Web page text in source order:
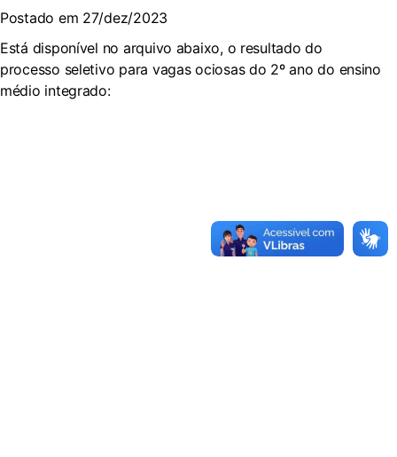
Postado em 27/dez/2023
Está disponível no arquivo abaixo, o resultado do
processo seletivo para vagas ociosas do 2º ano do ensino
médio integrado: